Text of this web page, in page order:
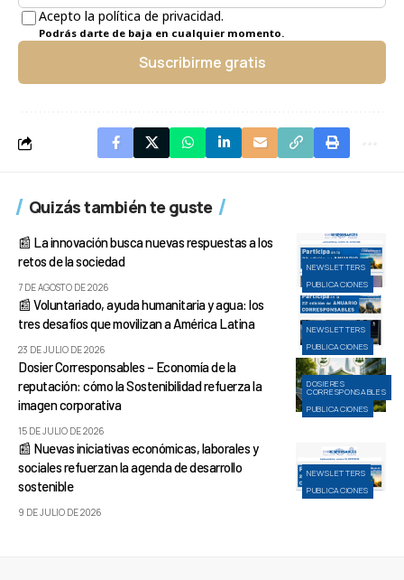
Acepto la política de privacidad.
Podrás darte de baja en cualquier momento.
Suscribirme gratis
Quizás también te guste
NEWSLETTERS
PUBLICACIONES
📰 La innovación busca nuevas respuestas a los
retos de la sociedad
7 DE AGOSTO DE 2026
NEWSLETTERS
PUBLICACIONES
📰 Voluntariado, ayuda humanitaria y agua: los
tres desafíos que movilizan a América Latina
23 DE JULIO DE 2026
DOSIERES
CORRESPONSABLES
PUBLICACIONES
Dosier Corresponsables – Economía de la
reputación: cómo la Sostenibilidad refuerza la
imagen corporativa
15 DE JULIO DE 2026
NEWSLETTERS
PUBLICACIONES
📰 Nuevas iniciativas económicas, laborales y
sociales refuerzan la agenda de desarrollo
sostenible
9 DE JULIO DE 2026